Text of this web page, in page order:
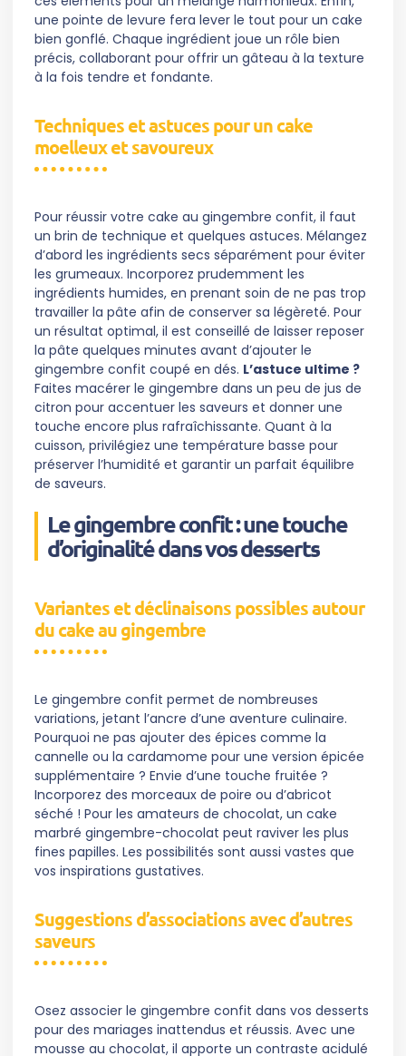
une pointe de levure fera lever le tout pour un cake
bien gonflé. Chaque ingrédient joue un rôle bien
précis, collaborant pour offrir un gâteau à la texture
à la fois tendre et fondante.
Techniques et astuces pour un cake
moelleux et savoureux
Pour réussir votre cake au gingembre confit, il faut
un brin de technique et quelques astuces. Mélangez
d’abord les ingrédients secs séparément pour éviter
les grumeaux. Incorporez prudemment les
ingrédients humides, en prenant soin de ne pas trop
travailler la pâte afin de conserver sa légèreté. Pour
un résultat optimal, il est conseillé de laisser reposer
la pâte quelques minutes avant d’ajouter le
gingembre confit coupé en dés. L’astuce ultime ?
Faites macérer le gingembre dans un peu de jus de
citron pour accentuer les saveurs et donner une
touche encore plus rafraîchissante. Quant à la
cuisson, privilégiez une température basse pour
préserver l’humidité et garantir un parfait équilibre
de saveurs.
Le gingembre confit : une touche
d’originalité dans vos desserts
Variantes et déclinaisons possibles autour
du cake au gingembre
Le gingembre confit permet de nombreuses
variations, jetant l’ancre d’une aventure culinaire.
Pourquoi ne pas ajouter des épices comme la
cannelle ou la cardamome pour une version épicée
supplémentaire ? Envie d’une touche fruitée ?
Incorporez des morceaux de poire ou d’abricot
séché ! Pour les amateurs de chocolat, un cake
marbré gingembre-chocolat peut raviver les plus
fines papilles. Les possibilités sont aussi vastes que
vos inspirations gustatives.
Suggestions d’associations avec d’autres
saveurs
Osez associer le gingembre confit dans vos desserts
pour des mariages inattendus et réussis. Avec une
mousse au chocolat, il apporte un contraste acidulé